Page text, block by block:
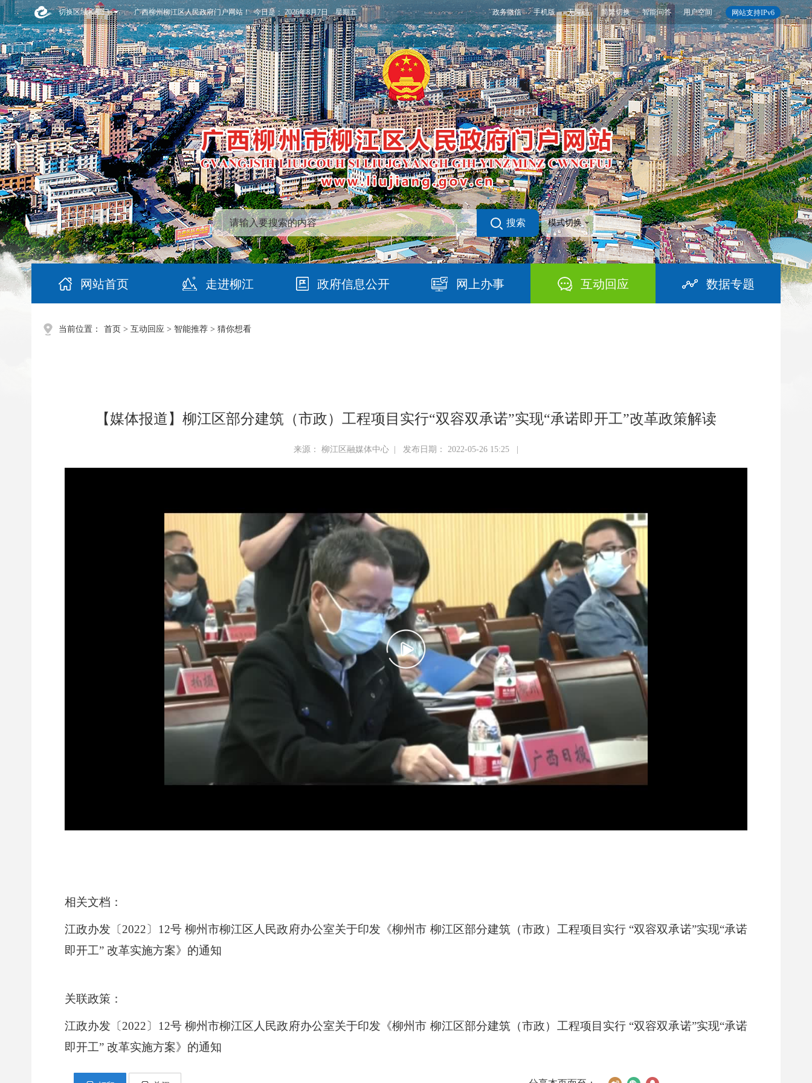
切换区域和部门 网站支持IPv6
政务微信 手机版 无障碍 简繁切换 智能问答 用户空间
广西柳州柳江区人民政府门户网站！ 今日是：2026年8月7日 星期五
搜索 模式切换
网站首页 走进柳江 政府信息公开 网上办事 互动回应 数据专题
当前位置： 首页 > 互动回应 > 智能推荐 > 猜你想看
【媒体报道】柳江区部分建筑（市政）工程项目实行“双容双承诺”实现“承诺即开工”改革政策解读
来源： 柳江区融媒体中心 | 发布日期： 2022-05-26 15:25 |
相关文档：
江政办发〔2022〕12号 柳州市柳江区人民政府办公室关于印发《柳州市 柳江区部分建筑（市政）工程项目实行 “双容双承诺”实现“承诺
即开工” 改革实施方案》的通知
关联政策：
江政办发〔2022〕12号 柳州市柳江区人民政府办公室关于印发《柳州市 柳江区部分建筑（市政）工程项目实行 “双容双承诺”实现“承诺
即开工” 改革实施方案》的通知